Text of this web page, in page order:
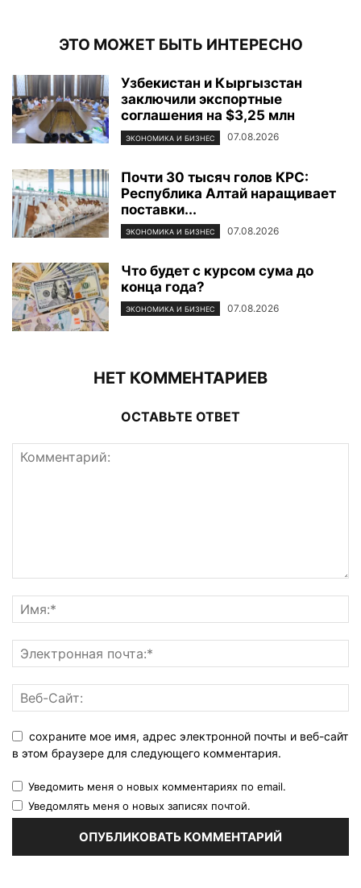
ЭТО МОЖЕТ БЫТЬ ИНТЕРЕСНО
Узбекистан и Кыргызстан
заключили экспортные
соглашения на $3,25 млн
ЭКОНОМИКА И БИЗНЕС 07.08.2026
Почти 30 тысяч голов КРС:
Республика Алтай наращивает
поставки...
ЭКОНОМИКА И БИЗНЕС 07.08.2026
Что будет с курсом сума до
конца года?
ЭКОНОМИКА И БИЗНЕС 07.08.2026
НЕТ КОММЕНТАРИЕВ
ОСТАВЬТЕ ОТВЕТ
сохраните мое имя, адрес электронной почты и веб-сайт
в этом браузере для следующего комментария.
Уведомить меня о новых комментариях по email.
Уведомлять меня о новых записях почтой.